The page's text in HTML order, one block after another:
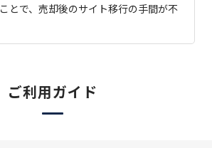
ことで、売却後のサイト移行の手間が不
ご利用ガイド